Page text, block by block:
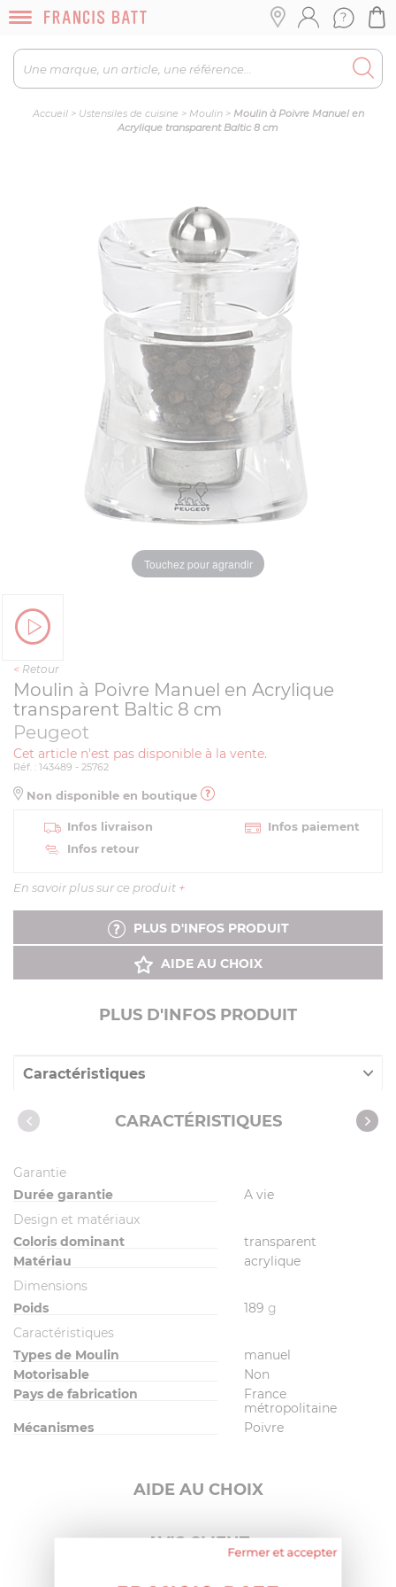
Accueil> Ustensiles de cuisine > Moulin> Moulin à Poivre Manuel en
Acrylique transparent Baltic 8 cm
Touchez pour agrandir
< Retour
Moulin à Poivre Manuel en Acrylique
transparent Baltic 8 cm
Peugeot
Cet article n'est pas disponible à la vente.
Réf. : 143489 - 25762
Non disponible en boutique
Infos livraison
Infos paiement
Infos retour
En savoir plus sur ce produit +
PLUS D'INFOS PRODUIT
AIDE AU CHOIX
PLUS D'INFOS PRODUIT
Caractéristiques
Notices
CARACTÉRISTIQUES
Garantie
Durée garantie
A vie
Design et matériaux
Coloris dominant
transparent
Matériau
acrylique
Dimensions
Poids
189 g
Caractéristiques
Types de Moulin
manuel
Motorisable
Non
Pays de fabrication
France
métropolitaine
Mécanismes
Poivre
AIDE AU CHOIX
AVIS CLIENTFermer et accepter